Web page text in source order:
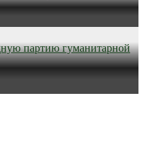
партию гуманитарной